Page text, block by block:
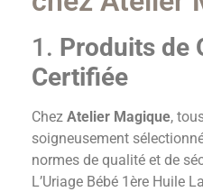
1. Produits de
Certifiée
Chez Atelier Magique,
soigneusement
normes de qualité et de
L’Uriage Bébé 1ère Huile